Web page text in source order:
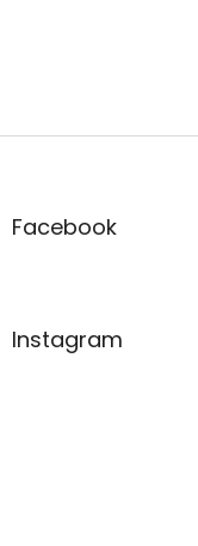
Z
aFacebook
Instagram